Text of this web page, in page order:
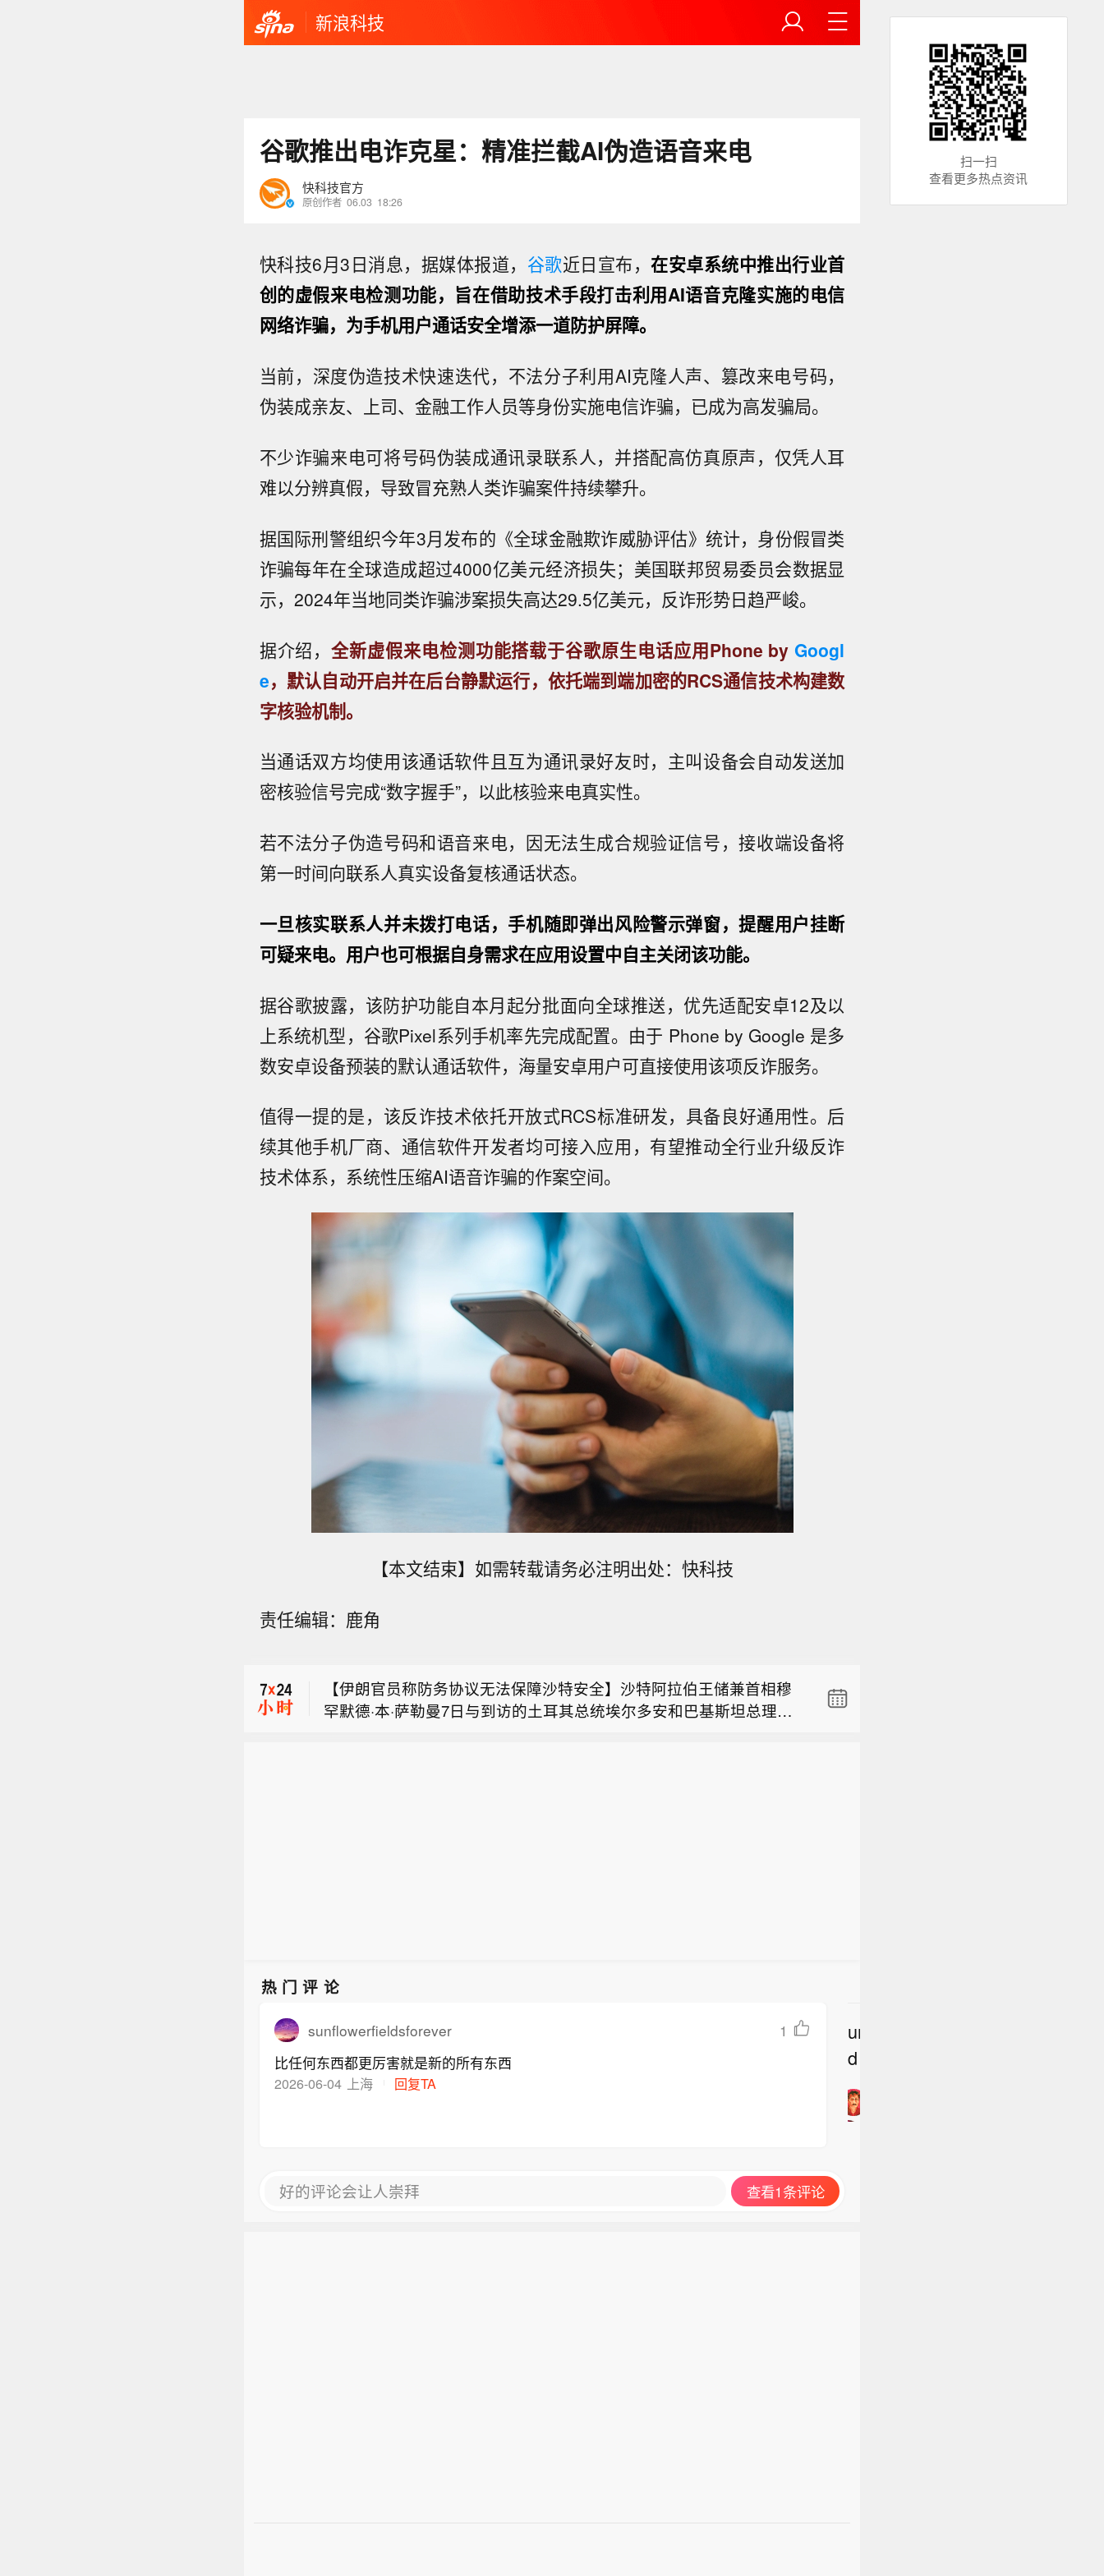
新浪科技
谷歌推出电诈克星：精准拦截AI伪造语音来电
快科技官方
原创作者 06.03 18:26
快科技6月3日消息，据媒体报道， 谷歌近日宣布，在安卓系统中推出行业首
创的虚假来电检测功能，旨在借助技术手段打击利用AI语音克隆实施的电信
网络诈骗，为手机用户通话安全增添一道防护屏障。
当前，深度伪造技术快速迭代，不法分子利用AI克隆人声、篡改来电号码，
伪装成亲友、上司、金融工作人员等身份实施电信诈骗，已成为高发骗局。
不少诈骗来电可将号码伪装成通讯录联系人，并搭配高仿真原声，仅凭人耳
难以分辨真假，导致冒充熟人类诈骗案件持续攀升。
据国际刑警组织今年3月发布的《全球金融欺诈威胁评估》统计，身份假冒类
诈骗每年在全球造成超过4000亿美元经济损失；美国联邦贸易委员会数据显
示，2024年当地同类诈骗涉案损失高达29.5亿美元，反诈形势日趋严峻。
据介绍，全新虚假来电检测功能搭载于谷歌原生电话应用Phone by Googl
e，默认自动开启并在后台静默运行，依托端到端加密的RCS通信技术构建数
字核验机制。
当通话双方均使用该通话软件且互为通讯录好友时，主叫设备会自动发送加
密核验信号完成“数字握手”，以此核验来电真实性。
若不法分子伪造号码和语音来电，因无法生成合规验证信号，接收端设备将
第一时间向联系人真实设备复核通话状态。
一旦核实联系人并未拨打电话，手机随即弹出风险警示弹窗，提醒用户挂断
可疑来电。用户也可根据自身需求在应用设置中自主关闭该功能。
据谷歌披露，该防护功能自本月起分批面向全球推送，优先适配安卓12及以
上系统机型，谷歌Pixel系列手机率先完成配置。由于 Phone by Google 是多
数安卓设备预装的默认通话软件，海量安卓用户可直接使用该项反诈服务。
值得一提的是，该反诈技术依托开放式RCS标准研发，具备良好通用性。后
续其他手机厂商、通信软件开发者均可接入应用，有望推动全行业升级反诈
技术体系，系统性压缩AI语音诈骗的作案空间。
【本文结束】如需转载请务必注明出处：快科技
责任编辑：鹿角
【伊朗官员称防务协议无法保障沙特安全】沙特阿拉伯王储兼首相穆
罕默德·本·萨勒曼7日与到访的土耳其总统埃尔多安和巴基斯坦总理夏
月，沙特国防部证实，巴方一支空军部队已经进驻沙特空军基地。美
国和以色列今年2月底对伊朗发起大规模军事行动，伊朗对以色列和美
国在中东地区的军事基地等目标发起反击，波及沙特等海湾国家。分
析人士指出，这场战事让那些在防卫安全上依赖美国的中东国家对美
国提供“保护伞”的意愿和能力产生怀疑。伊朗战事影响外溢背景下，埃
及、土耳其、沙特、巴基斯坦等国认识到，国家安全不能靠美国，还
热门评论
sunflowerfieldsforever
1
比任何东西都更厉害就是新的所有东西
2026-06-04 上海 回复TA
undefine
d
好的评论会让人崇拜 查看1条评论
扫一扫
查看更多热点资讯